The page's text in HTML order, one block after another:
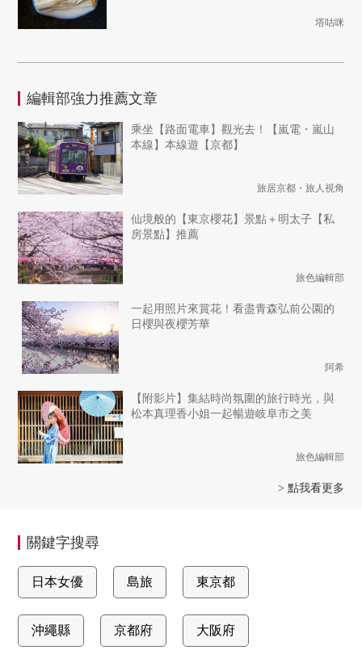
塔咕咪
編輯部強力推薦文章
乘坐【路面電車】觀光去！【嵐電・嵐山
本線】本線遊【京都】
旅居京都・旅人視角
仙境般的【東京櫻花】景點＋明太子【私
房景點】推薦
旅色編輯部
一起用照片來賞花！看盡青森弘前公園的
日櫻與夜櫻芳華
阿希
【附影片】集結時尚氛圍的旅行時光，與
松本真理香小姐一起暢遊岐阜市之美
旅色編輯部
> 點我看更多
關鍵字搜尋
日本女優 島旅 東京都
沖繩縣 京都府 大阪府